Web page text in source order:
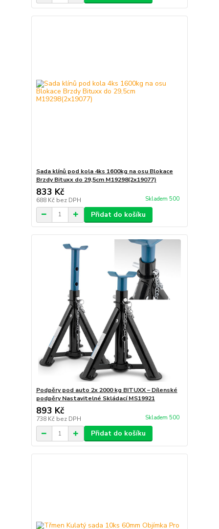
Sada klínů pod kola 4ks 1600kg na osu Blokace
Brzdy Bituxx do 29,5cm M19298(2x19077)
833 Kč
688 Kč bez DPH Skladem 500
Přidat do košíku
Podpěry pod auto 2x 2000 kg BITUXX – Dílenské
podpěry Nastavitelné Skládací MS19921
893 Kč
738 Kč bez DPH Skladem 500
Přidat do košíku